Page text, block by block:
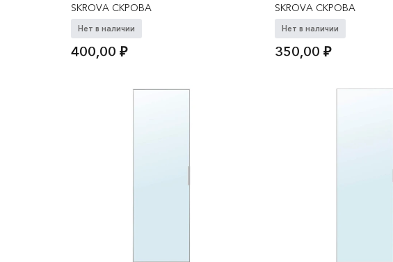
SKROVA СКРОВА
Нет в наличии
400,00 ₽
SKROVA СКРОВА
Нет в наличии
350,00₽